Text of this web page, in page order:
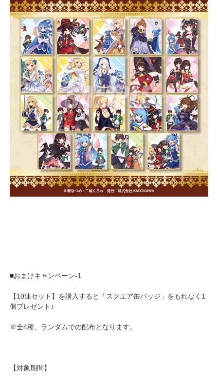
■おまけキャンペーン-1
【10連セット】を購入すると「スクエア缶バッジ」をもれなく1
個プレゼント♪
※全4種、ランダムでの配布となります。
【対象期間】